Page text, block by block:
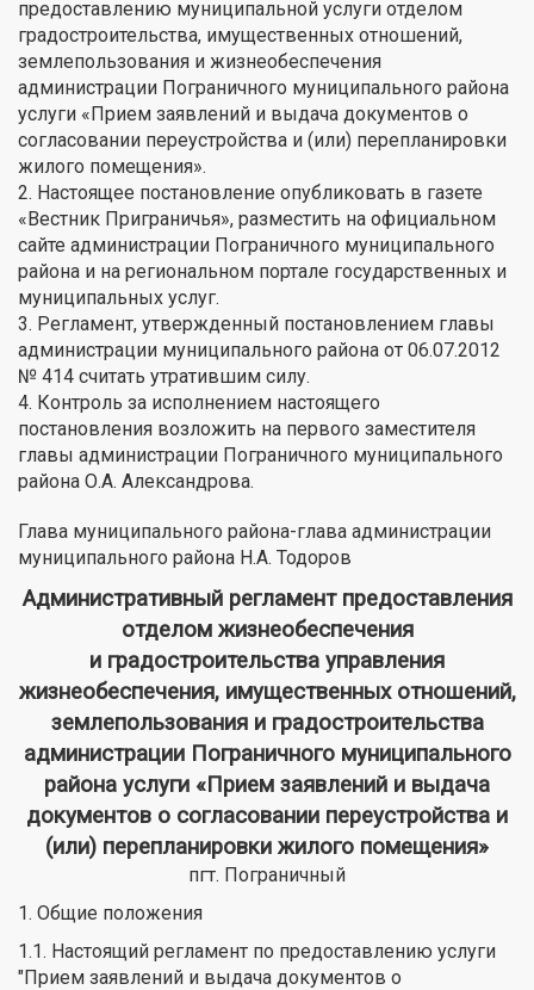
предоставлению муниципальной услуги отделом
градостроительства, имущественных отношений,
землепользования и жизнеобеспечения
администрации Пограничного муниципального района
услуги «Прием заявлений и выдача документов о
согласовании переустройства и (или) перепланировки
жилого помещения».
2. Настоящее постановление опубликовать в газете
«Вестник Приграничья», разместить на официальном
сайте администрации Пограничного муниципального
района и на региональном портале государственных и
муниципальных услуг.
3. Регламент, утвержденный постановлением главы
администрации муниципального района от 06.07.2012
№ 414 считать утратившим силу.
4. Контроль за исполнением настоящего
постановления возложить на первого заместителя
главы администрации Пограничного муниципального
района О.А. Александрова.
Глава муниципального района-глава администрации
муниципального района Н.А. Тодоров
Административный регламент предоставления
отделом жизнеобеспечения
и градостроительства управления
жизнеобеспечения, имущественных отношений,
землепользования и градостроительства
администрации Пограничного муниципального
района услуги «Прием заявлений и выдача
документов о согласовании переустройства и
(или) перепланировки жилого помещения»
пгт. Пограничный
1. Общие положения
1.1. Настоящий регламент по предоставлению услуги
"Прием заявлений и выдача документов о